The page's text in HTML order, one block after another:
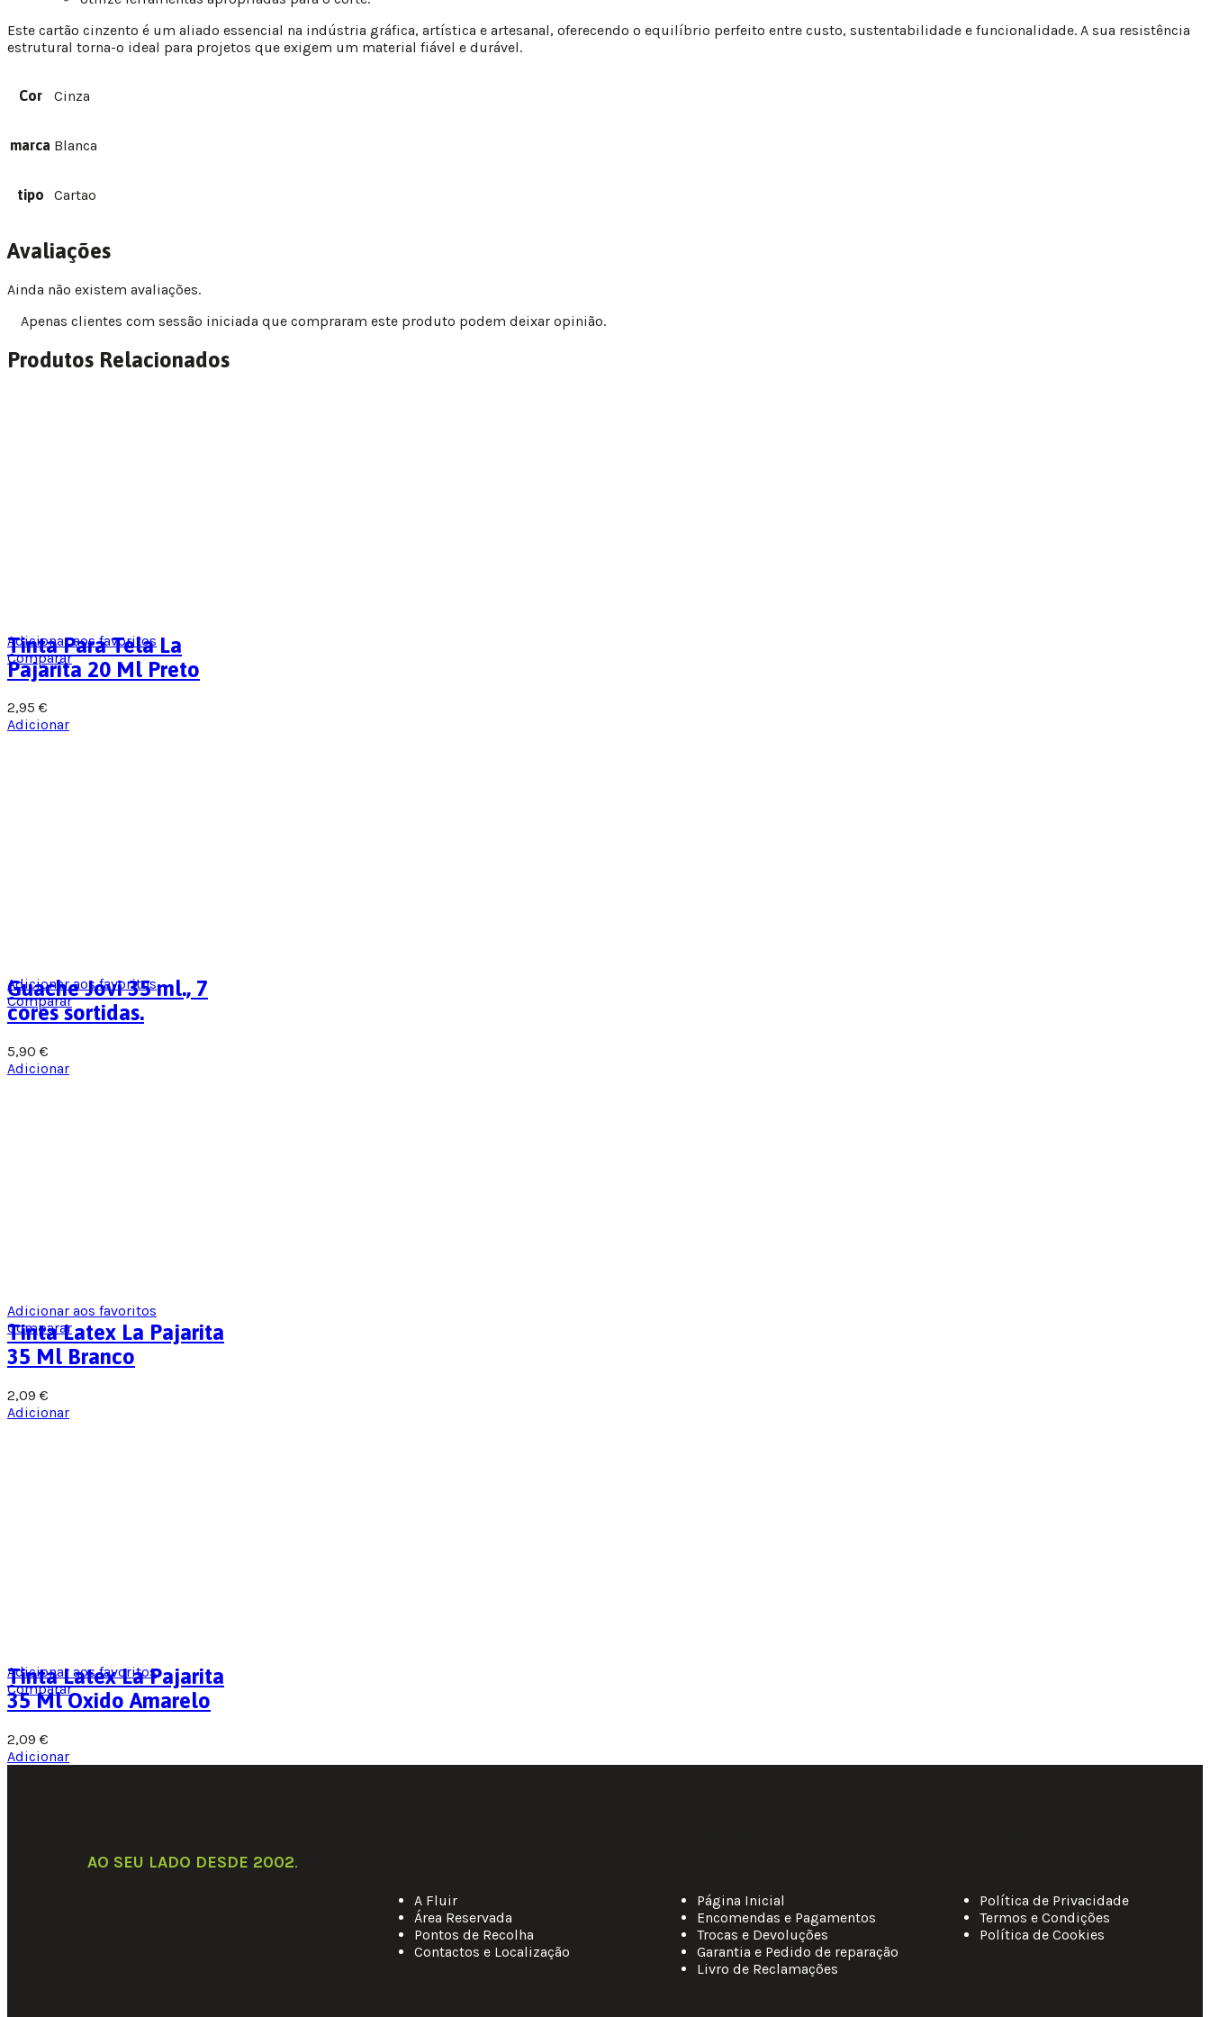
Este cartão cinzento é um aliado essencial na indústria gráfica, artística e artesanal, oferecendo o equilíbrio perfeito entre custo, sustentabilidade e funcionalidade. A sua resistência
estrutural torna-o ideal para projetos que exigem um material fiável e durável.
Cor Cinza
marca Blanca
tipo Cartao
Avaliações
Ainda não existem avaliações.
Apenas clientes com sessão iniciada que compraram este produto podem deixar opinião.
Produtos Relacionados
Adicionar aos favoritos
Comparar
Tinta Para Tela La
Pajarita 20 Ml Preto
2,95 €
Adicionar
Adicionar aos favoritos
Comparar
Guache Jovi 35 ml., 7
cores sortidas.
5,90 €
Adicionar
Adicionar aos favoritos
Comparar
Tinta Latex La Pajarita
35 Ml Branco
2,09 €
Adicionar
Adicionar aos favoritos
Comparar
Tinta Latex La Pajarita
35 Ml Oxido Amarelo
2,09 €
Adicionar
AO SEU LADO DESDE 2002.
A Fluir
Área Reservada
Pontos de Recolha
Contactos e Localização
Página Inicial
Encomendas e Pagamentos
Trocas e Devoluções
Garantia e Pedido de reparação
Livro de Reclamações
Política de Privacidade
Termos e Condições
Política de Cookies